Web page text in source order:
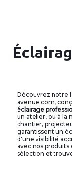
Découvrez notre
avenue.com,
éclairage
un atelier, ou à la
chantier,
garantissent un
d'une visibilité
avec nos produits
sélection et